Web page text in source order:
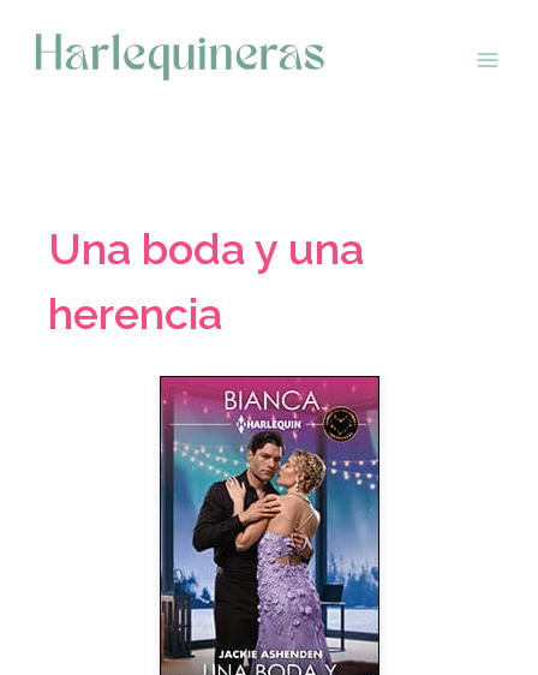
contenido
Una boda y una
herencia